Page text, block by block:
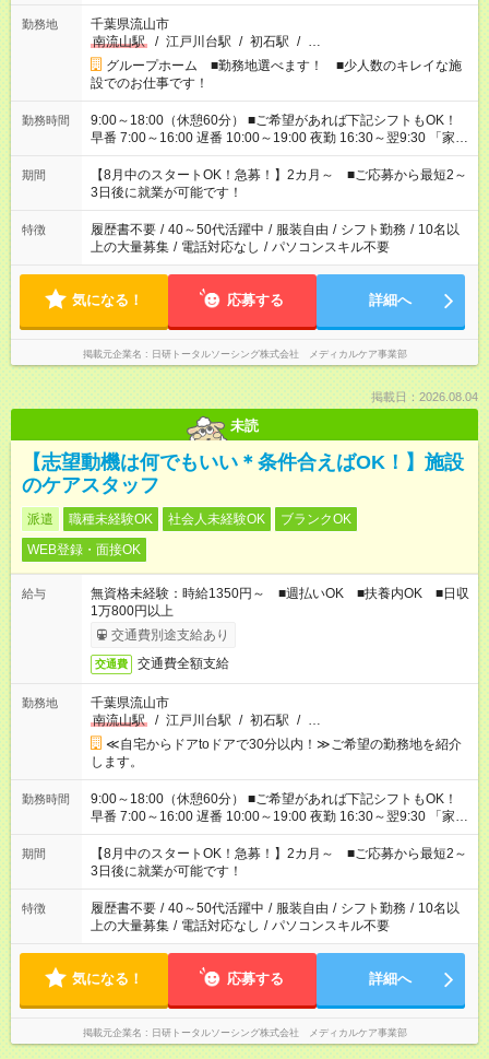
勤務地
千葉県流山市
南流山駅
/ 江戸川台駅 / 初石駅 / …
グループホーム ■勤務地選べます！ ■少人数のキレイな施
設でのお仕事です！
勤務時間
9:00～18:00（休憩60分） ■ご希望があれば下記シフトもOK！
早番 7:00～16:00 遅番 10:00～19:00 夜勤 16:30～翌9:30 「家族
と休みを合わせたい」 「余裕を持って夕飯の準備がしたい」
「できれば残業はしたくない」 など、ご希望を教えてください
ね。 ※Wワーク希望の方へ 今ご覧のお仕事で希望する勤務時間
と、もう1つのお仕事の勤務時間。 合計で週40時間を超える場
合は応募できません。
期間
【8月中のスタートOK！急募！】2カ月～ ■ご応募から最短2～
3日後に就業が可能です！
特徴 履歴書不要 / 40～50代活躍中 / 服装自由 / シフト勤務 / 10名以
上の大量募集 / 電話対応なし / パソコンスキル不要
気になる！ 応募する 詳細へ
掲載元企業名 日研トータルソーシング株式会社 メディカルケア事業部
掲載日：2026.08.04
未読
【志望動機は何でもいい＊条件合えばOK！】施設
のケアスタッフ
派遣 職種未経験OK 社会人未経験OK
ブランクOK
WEB登録・面接OK
給与
無資格未経験：時給1350円～ ■週払いOK ■扶養内OK ■日収
1万800円以上
交通費別途支給あり
交通費 交通費全額支給
勤務地
千葉県流山市
南流山駅
/ 江戸川台駅 / 初石駅 / …
≪自宅からドアtoドアで30分以内！≫ご希望の勤務地を紹介
します。
勤務時間
9:00～18:00（休憩60分） ■ご希望があれば下記シフトもOK！
早番 7:00～16:00 遅番 10:00～19:00 夜勤 16:30～翌9:30 「家族
と休みを合わせたい」 「余裕を持って夕飯の準備がしたい」
「できれば残業はしたくない」 など、ご希望を教えてください
ね。 ※Wワーク希望の方へ 今ご覧のお仕事で希望する勤務時間
と、もう1つのお仕事の勤務時間。 合計で週40時間を超える場
合は応募できません。
期間
【8月中のスタートOK！急募！】2カ月～ ■ご応募から最短2～
3日後に就業が可能です！
特徴 履歴書不要 / 40～50代活躍中 / 服装自由 / シフト勤務 / 10名以
上の大量募集 / 電話対応なし / パソコンスキル不要
気になる！ 応募する 詳細へ
掲載元企業名 日研トータルソーシング株式会社 メディカルケア事業部